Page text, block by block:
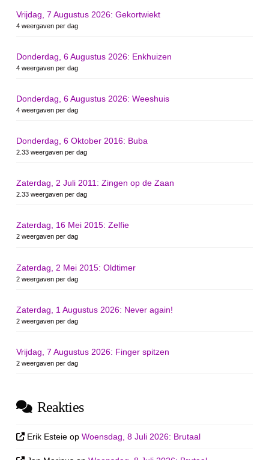
Vrijdag, 7 Augustus 2026: Gekortwiekt
4 weergaven per dag
Donderdag, 6 Augustus 2026: Enkhuizen
4 weergaven per dag
Donderdag, 6 Augustus 2026: Weeshuis
4 weergaven per dag
Donderdag, 6 Oktober 2016: Buba
2.33 weergaven per dag
Zaterdag, 2 Juli 2011: Zingen op de Zaan
2.33 weergaven per dag
Zaterdag, 16 Mei 2015: Zelfie
2 weergaven per dag
Zaterdag, 2 Mei 2015: Oldtimer
2 weergaven per dag
Zaterdag, 1 Augustus 2026: Never again!
2 weergaven per dag
Vrijdag, 7 Augustus 2026: Finger spitzen
2 weergaven per dag
Reakties
Erik Esteie opWoensdag, 8 Juli 2026: Brutaal